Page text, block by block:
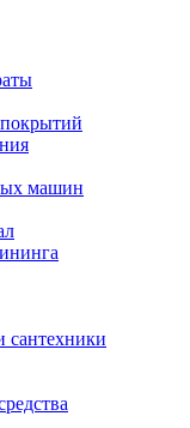
машин
сантехники